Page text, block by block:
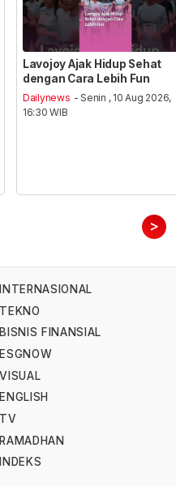
Lavojoy Ajak Hidup Sehat
dengan Cara Lebih Fun
Dailynews - Senin , 10 Aug 2026,
16:30 WIB
>
INTERNASIONAL
TEKNO
BISNIS FINANSIAL
ESGNOW
VISUAL
ENGLISH
TV
RAMADHAN
INDEKS